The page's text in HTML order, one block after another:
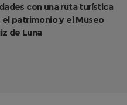
con una ruta turística
el patrimonio y el Museo
de Luna